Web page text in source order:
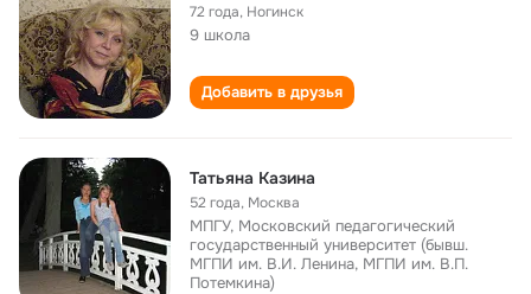
72 года, Ногинск
9 школа
Добавить в друзья
Татьяна Казина
52 года, Москва
МПГУ, Московский педагогический
государственный университет (бывш.
МГПИ им. В.И. Ленина, МГПИ им. В.П.
Потемкина)